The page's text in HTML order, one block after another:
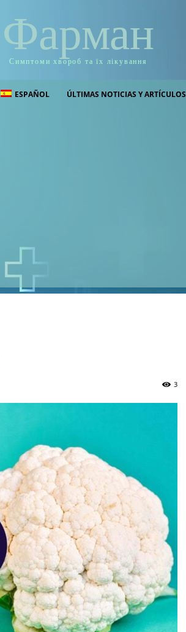
Фарман
Симптоми хвороб та їх лікування
ESPAÑOL ÚLTIMAS NOTICIAS Y ARTÍCULOS
3